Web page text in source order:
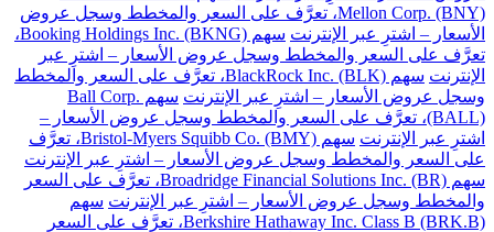
Mellon Corp. (BNY)، تعرَّف على السعر والمخطط وسجل عروض
الأسعار – اشترِ عبر الإنترنت
سهم Booking Holdings Inc. (BKNG)،
تعرَّف على السعر والمخطط وسجل عروض الأسعار – اشترِ عبر
الإنترنت
سهم BlackRock Inc. (BLK)، تعرَّف على السعر والمخطط
وسجل عروض الأسعار – اشترِ عبر الإنترنت
سهم Ball Corp.
(BALL)، تعرَّف على السعر والمخطط وسجل عروض الأسعار –
اشترِ عبر الإنترنت
سهم Bristol-Myers Squibb Co. (BMY)، تعرَّف
على السعر والمخطط وسجل عروض الأسعار – اشترِ عبر الإنترنت
سهم Broadridge Financial Solutions Inc. (BR)، تعرَّف على السعر
والمخطط وسجل عروض الأسعار – اشترِ عبر الإنترنت سهم
Berkshire Hathaway Inc. Class B (BRK.B)، تعرَّف على السعر